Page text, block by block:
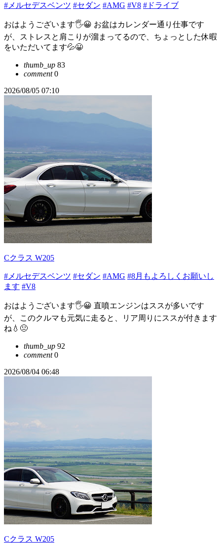
#メルセデスベンツ #セダン #AMG #V8 #ドライブ
おはようございます🖐😀 お盆はカレンダー通り仕事です
が、ストレスと肩こりが溜まってるので、ちょっとした休暇
をいただいてます💦😀
thumb_up 83
comment0
2026/08/05 07:10
Cクラス W205
#メルセデスベンツ #セダン #AMG #8月もよろしくお願いし
ます #V8
おはようございます🖐😀 直噴エンジンはススが多いです
が、このクルマも元気に走ると、リア周りにススが付きます
ね💧😐️
thumb_up 92
comment0
2026/08/04 06:48
Cクラス W205